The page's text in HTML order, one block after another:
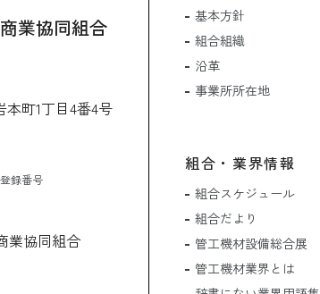
業協同組合
町1丁目4番4号
録番号
業協同組合
基本方針
組合組織
沿革
事業所所在地
組合・業界情報
組合スケジュール
組合だより
管工機材設備総合展
管工機材業界とは